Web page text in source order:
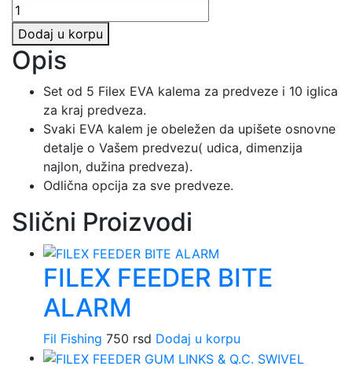
Dodaj u korpu
Opis
Set od 5 Filex EVA kalema za predveze i 10 iglica
za kraj predveza.
Svaki EVA kalem je obeležen da upišete osnovne
detalje o Vašem predvezu( udica, dimenzija
najlon, dužina predveza).
Odlična opcija za sve predveze.
Slični Proizvodi
FILEX FEEDER BITE
ALARM
Fil Fishing 750 rsd Dodaj u korpu